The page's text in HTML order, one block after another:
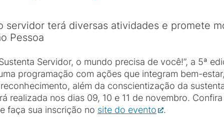
servidor terá diversas atividades e promete
Pessoa
Servidor, o mundo precisa de você!”, a 5ª
programação com ações que integram bem-
além da conscientização da
realizada nos dias 09, 10 e 11 de novembro.
faça sua inscrição no site do evento .